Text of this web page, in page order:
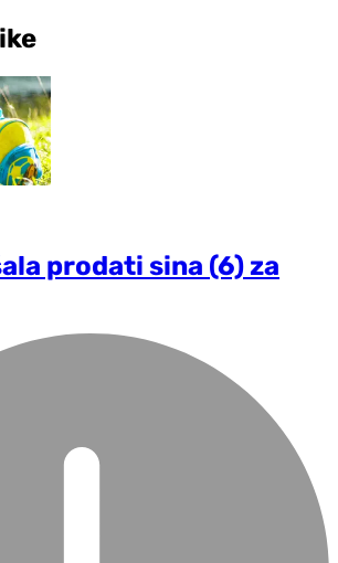
prodati sina (6) za